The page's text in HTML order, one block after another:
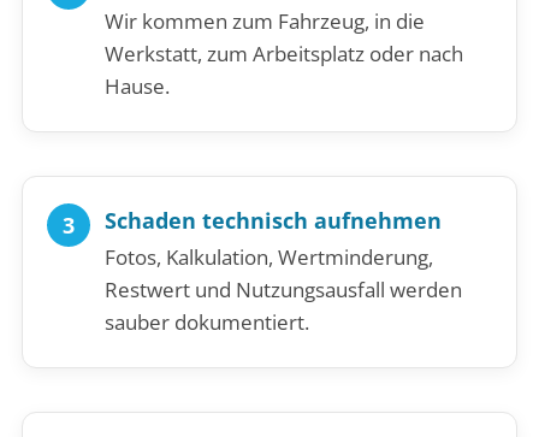
Wir kommen zum Fahrzeug, in die
Werkstatt, zum Arbeitsplatz oder nach
Hause.
Schaden technisch aufnehmen
Fotos, Kalkulation, Wertminderung,
Restwert und Nutzungsausfall werden
sauber dokumentiert.